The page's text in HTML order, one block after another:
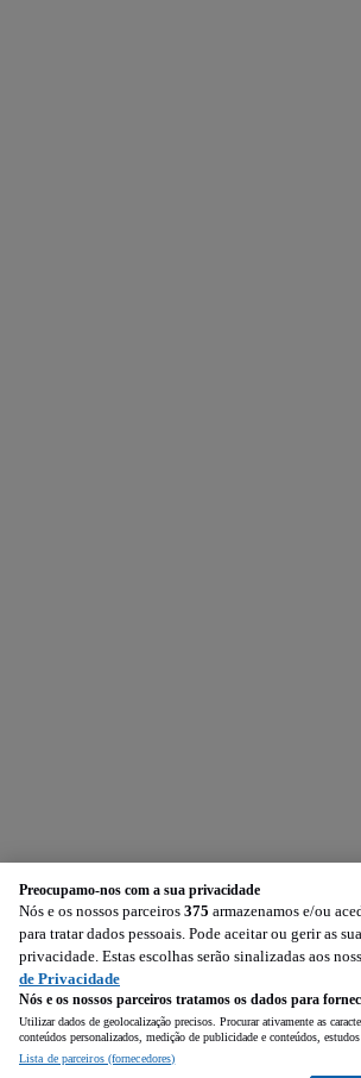
Preocupamo-nos com a sua privacidade
Nós e os nossos parceiros 375 armazenamos e/ou
para tratar dados pessoais. Pode aceitar ou gerir as
privacidade. Estas escolhas serão sinalizadas aos
de Privacidade
Nós e os nossos parceiros tratamos os dados para
Utilizar dados de geolocalização precisos. Procurar ativamente as
conteúdos personalizados, medição de publicidade e conteúdos,
Lista de parceiros (fornecedores)